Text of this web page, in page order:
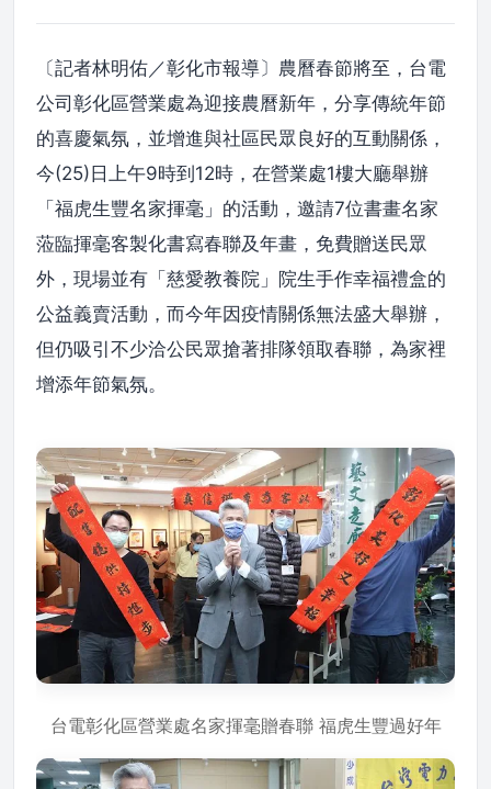
〔記者林明佑／彰化市報導〕農曆春節將至，台電
公司彰化區營業處為迎接農曆新年，分享傳統年節
的喜慶氣氛，並增進與社區民眾良好的互動關係，
今(25)日上午9時到12時，在營業處1樓大廳舉辦
「福虎生豐名家揮毫」的活動，邀請7位書畫名家
蒞臨揮毫客製化書寫春聯及年畫，免費贈送民眾
外，現場並有「慈愛教養院」院生手作幸福禮盒的
公益義賣活動，而今年因疫情關係無法盛大舉辦，
但仍吸引不少洽公民眾搶著排隊領取春聯，為家裡
增添年節氣氛。
台電彰化區營業處名家揮毫贈春聯 福虎生豐過好年